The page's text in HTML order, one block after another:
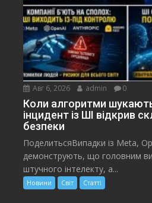
Авг 6, 2026 admin 0
Коли алгоритми
інцидент із ШІ відкрив
безпеки
ПоделитьсяВипадки із Meta,
демонструють, що головним
штучного інтелекту, а...
Новини Світ Статті